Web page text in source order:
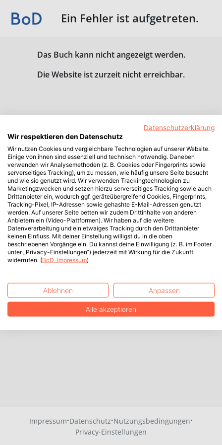
Ein Fehler ist aufgetreten.
Das Buch kann nicht angezeigt werden.
Die Website ist zurzeit nicht erreichbar.
Impressum·Datenschutz·Nutzungsbedingungen·
Privacy-Einstellungen
Datenschutzerklärung
Wir respektieren den Datenschutz
Wir nutzen Cookies und vergleichbare Technologien auf unserer Website.
Einige von ihnen sind essenziell und technisch notwendig. Daneben
verwenden wir Analysemethoden (z. B. Cookies oder Fingerprints sowie
serverseitiges Tracking), um zu messen, wie häufig unsere Seite besucht
und wie sie genutzt wird. Wir verwenden Trackingtechnologien zu
Marketingzwecken und setzen hierzu serverseitiges Tracking sowie auch
Drittanbieter ein, wodurch ggf. geräteübergreifend Cookies, Fingerprints,
Tracking-Pixel, IP-Adressen sowie gehashte E-Mail-Adressen genutzt
werden. Auf unserer Seite betten wir zudem Drittinhalte von anderen
Anbietern ein (Video-Plattformen). Wir haben auf die weitere
Datenverarbeitung und ein etwaiges Tracking durch den Drittanbieter
keinen Einfluss. Mit deiner Einstellung willigst du in die oben
beschriebenen Vorgänge ein. Du kannst deine Einwilligung (z. B. im Footer
unter „Privacy-Einstellungen“) jederzeit mit Wirkung für die Zukunft
widerrufen. (BoD-Impressum)
Ablehnen Anpassen
Alle akzeptieren